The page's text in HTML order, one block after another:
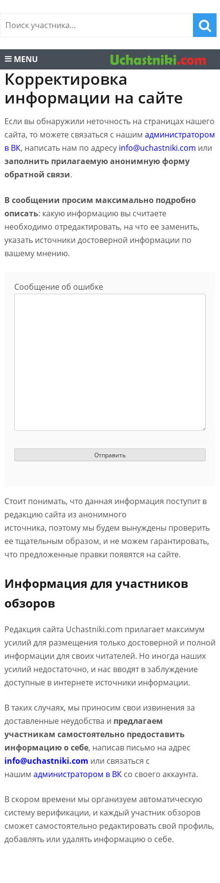
MENU
Корректировка
информации на сайте
Если вы обнаружили неточность на страницах нашего
сайта, то можете связаться с нашим администратором
в ВК, написать нам по адресу info@uchastniki.com или
заполнить прилагаемую анонимную форму
обратной связи.
В сообщении просим максимально подробно
описать: какую информацию вы считаете
необходимо отредактировать, на что ее заменить,
указать источники достоверной информации по
вашему мнению.
Сообщение об ошибке
Стоит понимать, что данная информация поступит в
редакцию сайта из анонимного
источника, поэтому мы будем вынуждены проверить
ее тщательным образом, и не можем гарантировать,
что предложенные правки появятся на сайте.
Информация для участников
обзоров
Редакция сайта Uchastniki.com прилагает максимум
усилий для размещения только достоверной и полной
информации для своих читателей. Но иногда наших
усилий недостаточно, и нас вводят в заблуждение
доступные в интернете источники информации.
В таких случаях, мы приносим свои извинения за
доставленные неудобства и предлагаем
участникам самостоятельно предоставить
информацию о себе, написав письмо на адрес
info@uchastniki.com или связаться с
нашим администратором в ВКсо своего аккаунта.
В скором времени мы организуем автоматическую
систему верификации, и каждый участник обзоров
сможет самостоятельно редактировать свой профиль,
добавлять или удалять информацию о себе.